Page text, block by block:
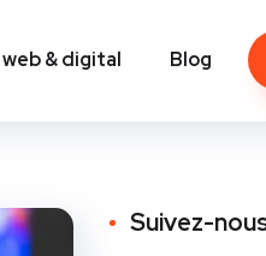
& digital Blog
Suivez-